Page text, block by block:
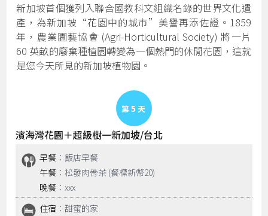
新加坡首個獲列入聯合國教科文組織名錄的世界文化遺
產，為新加坡“花園中的城市”美譽再添佐證。1859
年，農業園藝協會 (Agri-Horticultural Society) 將一片
60 英畝的廢棄種植園轉變為一個熱門的休閒花園，這就
是您今天所見的新加坡植物園。
Day 5
濱海灣花園＋超級樹一新加坡/台北
早餐 ：飯店早餐
午餐 ：松發肉骨茶 (餐標新幣20)
晚餐 ：xxx
住宿 ：甜蜜的家